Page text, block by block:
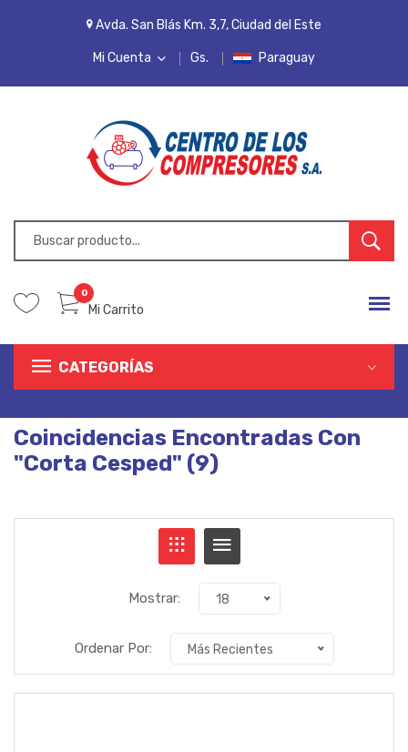
Avda. San Blás Km. 3,7, Ciudad del Este
Mi Cuenta
MI CUENTA
LISTA DE DESEOS
PEDIDOS
INICIAR SESIÓN
REGISTRARSE
Gs. Paraguay
Mi Carrito
0
CATEGORÍAS
Coincidencias Encontradas Con
"corta Cesped" (9)
Mostrar: 18
Ordenar Por: Más Recientes